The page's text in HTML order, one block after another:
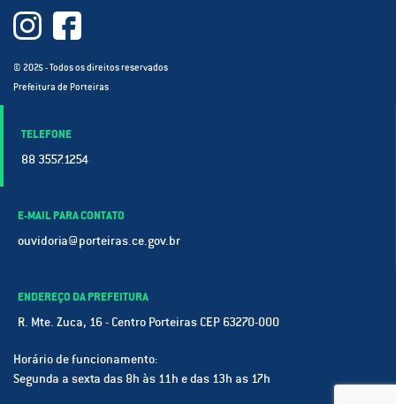
© 2025 - Todos os direitos reservados
Prefeitura de Porteiras
TELEFONE
88 3557.1254
E-MAIL PARA CONTATO
ouvidoria@porteiras.ce.gov.br
ENDEREÇO DA PREFEITURA
R. Mte. Zuca, 16 - Centro Porteiras CEP 63270-000
Horário de funcionamento:
Segunda a sexta das 8h às 11h e das 13h as 17h